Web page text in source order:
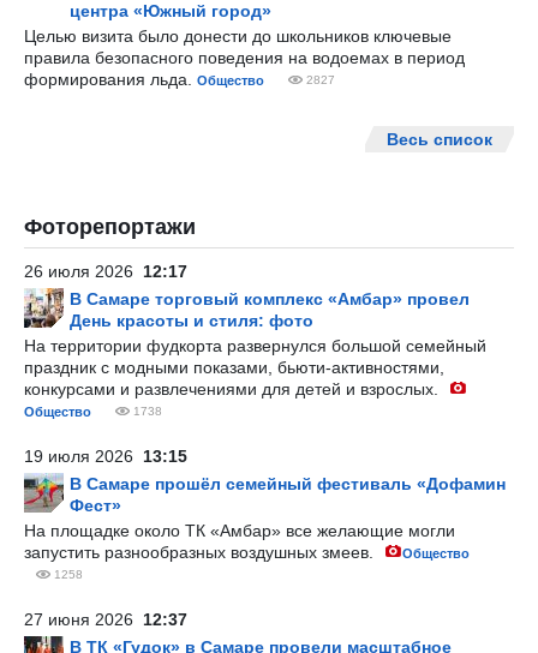
центра «Южный город»
Целью визита было донести до школьников ключевые
правила безопасного поведения на водоемах в период
формирования льда.
Общество 2827
Весь список
Фоторепортажи
26 июля 2026 12:17
В Самаре торговый комплекс «Амбар» провел
День красоты и стиля: фото
На территории фудкорта развернулся большой семейный
праздник с модными показами, бьюти-активностями,
конкурсами и развлечениями для детей и взрослых.
Общество 1738
19 июля 2026 13:15
В Самаре прошёл семейный фестиваль «Дофамин
Фест»
На площадке около ТК «Амбар» все желающие могли
запустить разнообразных воздушных змеев.
Общество
1258
27 июня 2026 12:37
В ТК «Гудок» в Самаре провели масштабное